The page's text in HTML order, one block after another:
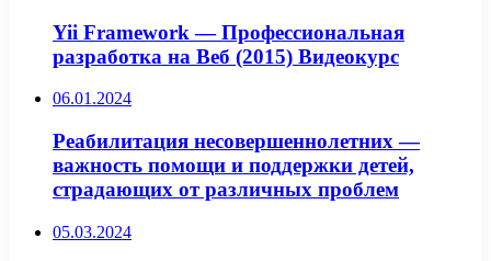
Yii Framework — Профессиональная
разработка на Веб (2015) Видеокурс
06.01.2024
Реабилитация несовершеннолетних —
важность помощи и поддержки детей,
страдающих от различных проблем
05.03.2024